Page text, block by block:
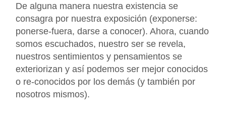
De alguna manera nuestra existencia se
consagra por nuestra exposición (exponerse:
ponerse-fuera, darse a conocer). Ahora, cuando
somos escuchados, nuestro ser se revela,
nuestros sentimientos y pensamientos se
exteriorizan y así podemos ser mejor conocidos
o re-conocidos por los demás (y también por
nosotros mismos).